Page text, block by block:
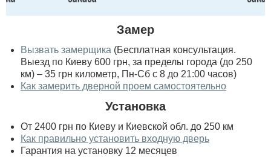
Замер
Вызвать замерщика (Бесплатная консультация.
Выезд по Киеву 600 грн, за пределы города (до 250
км) – 35 грн километр, Пн-Сб с 8 до 21:00 часов)
Как замерить дверной проем самостоятельно
Установка
От 2400 грн по Киеву и Киевской обл. до 250 км
Как правильно установить входную дверь
Гарантия на установку 12 месяцев